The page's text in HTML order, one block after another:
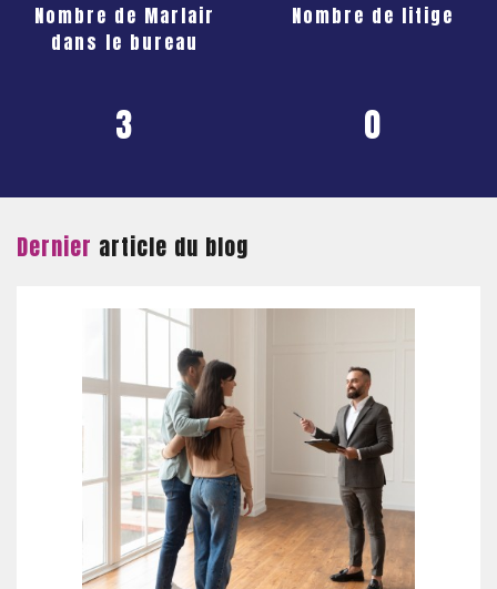
Nombre de Marlair
dans le bureau
3
Nombre de litige
0
Dernier article du blog